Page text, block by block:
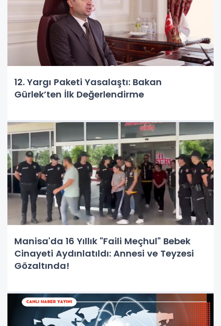
12. Yargı Paketi Yasalaştı: Bakan
Gürlek’ten İlk Değerlendirme
Manisa'da 16 Yıllık "Faili Meçhul" Bebek
Cinayeti Aydınlatıldı: Annesi ve Teyzesi
Gözaltında!